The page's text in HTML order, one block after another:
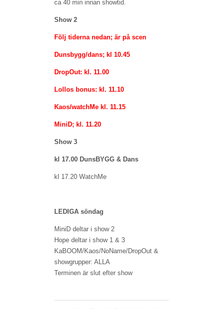
ca 40 min innan showtid.
Show 2
Följ tiderna nedan; är på scen
Dunsbygg/dans; kl 10.45
DropOut: kl. 11.00
Lollos bonus: kl. 11.10
Kaos/watchMe kl. 11.15
MiniD; kl. 11.20
Show 3
kl 17.00 DunsBYGG & Dans
kl 17.20 WatchMe
LEDIGA söndag
MiniD deltar i show 2
Hope deltar i show 1 & 3
KaBOOM/Kaos/NoName/DropOut &
showgrupper: ALLA
Terminen är slut efter show